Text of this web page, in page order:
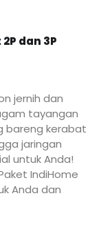
dan 3P
jernih dan
tayangan
bareng kerabat
jaringan
untuk Anda!
IndiHome
Anda dan